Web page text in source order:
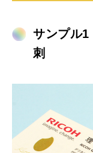
サンプル
刺